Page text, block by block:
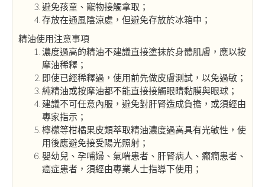
避免孩童、寵物接觸拿取；
存放在通風陰涼處，但避免存放於冰箱中；
精油使用注意事項
濃度過高的精油不建議直接塗抹於身體肌膚，應以按
摩油稀釋；
即使已經稀釋過，使用前先做皮膚測試，以免過敏；
純精油或按摩油都不能直接接觸眼睛黏膜與眼球；
建議不可任意內服，避免對肝腎造成負擔，或須經由
專家指示；
檸檬等柑橘果皮類萃取精油濃度過高具有光敏性，使
用後應避免接受陽光照射；
嬰幼兒、孕哺婦、氣喘患者、肝腎病人、癲癇患者、
癌症患者，須經由專業人士指導下使用；